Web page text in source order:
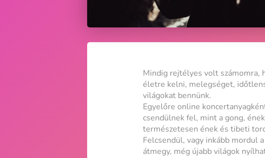
Mindig rejtélyes volt számomra,
életre kelni, melegséget,
világokat bennünk.
Egyelőre online
csendülnek fel, mint a gong,
természetesen ének és tibeti
Felcsendül, vagy inkább mordul
átmegy, még újabb világok